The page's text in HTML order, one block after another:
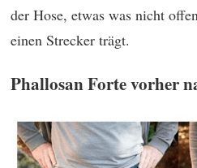
der Hose, etwas was nicht
einen Strecker trägt.
Phallosan Forte vorher